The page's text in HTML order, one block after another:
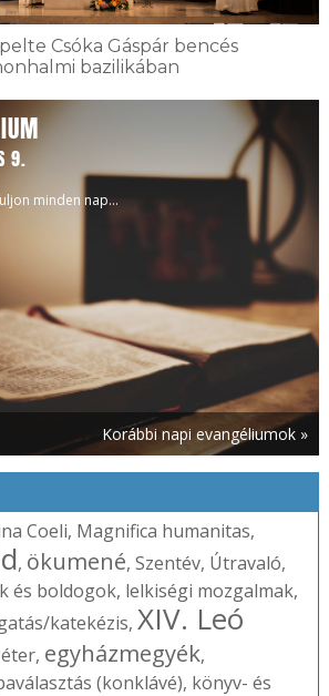
Csóka Gáspár bencés
bazilikában
9.
minden nap...
Korábbi napi evangéliumok »
Coeli, Magnifica humanitas,
, ökumené, Szentév, Útravaló,
és boldogok, lelkiségi mozgalmak,
katekézis, XIV. Leó
, egyházmegyék,
(konklávé), könyv- és